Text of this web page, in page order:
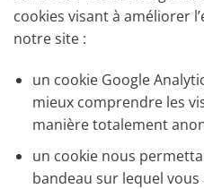
cookies visant à améliorer
notre site :
un cookie Google
mieux comprendre les
manière totalement
un cookie nous
bandeau sur lequel